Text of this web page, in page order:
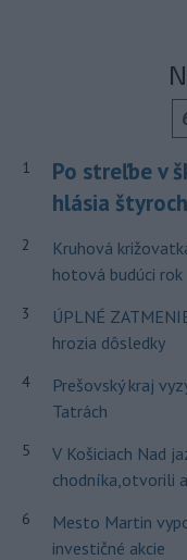
1
Po streľbe v
hlásia
2
Kruhová
hotová budúci rok
3
ÚPLNÉ
hrozia dôsledky
4
Prešovský kraj
Tatrách
5
V Košiciach Nad
chodníka,otvorili
6
Mesto Martin
investičné akcie